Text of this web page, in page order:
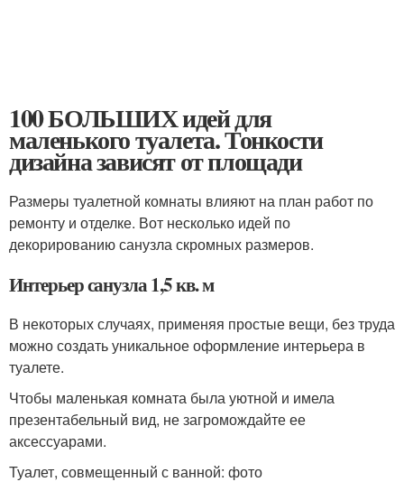
100 БОЛЬШИХ идей для
маленького туалета. Тонкости
дизайна зависят от площади
Размеры туалетной комнаты влияют на план работ по
ремонту и отделке. Вот несколько идей по
декорированию санузла скромных размеров.
Интерьер санузла 1,5 кв. м
В некоторых случаях, применяя простые вещи, без труда
можно создать уникальное оформление интерьера в
туалете.
Чтобы маленькая комната была уютной и имела
презентабельный вид, не загромождайте ее
аксессуарами.
Туалет, совмещенный с ванной: фото